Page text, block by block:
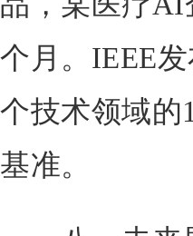
个月。IEEE
个技术领域的
基准。